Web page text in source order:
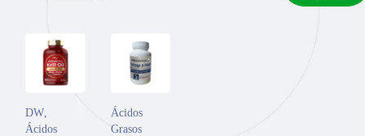
DW,
Ácidos
Ácidos
Grasos